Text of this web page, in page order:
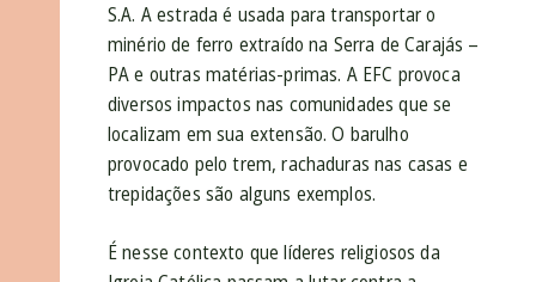
S.A. A estrada é usada para transportar o
minério de ferro extraído na Serra de Carajás –
PA e outras matérias-primas. A EFC provoca
diversos impactos nas comunidades que se
localizam em sua extensão. O barulho
provocado pelo trem, rachaduras nas casas e
trepidações são alguns exemplos.
É nesse contexto que líderes religiosos da